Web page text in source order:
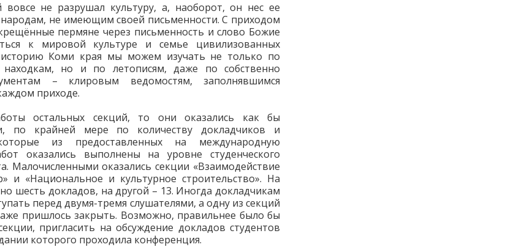
вовсе не разрушал культуру, а, наоборот, он нес ее
не имеющим своей письменности. С приходом
пермяне через письменность и слово Божие
к мировой культуре и семье цивилизованных
историю Коми края мы можем изучать не только по
находкам, но и по летописям, даже по собственно
– клировым ведомостям, заполнявшимся
приходе.
остальных секций, то они оказались как бы
по крайней мере по количеству докладчиков и
из предоставленных на международную
оказались выполнены на уровне студенческого
Малочисленными оказались секции «Взаимодействие
и «Национальное и культурное строительство». На
шесть докладов, на другой – 13. Иногда докладчикам
перед двумя-тремя слушателями, а одну из секций
пришлось закрыть. Возможно, правильнее было бы
пригласить на обсуждение докладов студентов
которого проходила конференция.